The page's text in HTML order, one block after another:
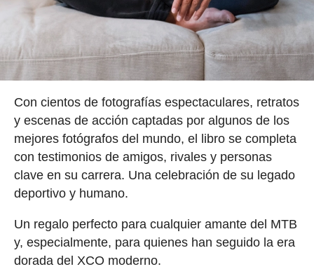
Con cientos de fotografías espectaculares, retratos
y escenas de acción captadas por algunos de los
mejores fotógrafos del mundo, el libro se completa
con testimonios de amigos, rivales y personas
clave en su carrera. Una celebración de su legado
deportivo y humano.
Un regalo perfecto para cualquier amante del MTB
y, especialmente, para quienes han seguido la era
dorada del XCO moderno.